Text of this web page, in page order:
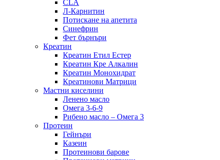
CLA
Л-Карнитин
Потискане на апетита
Синефрин
Фет бърнъри
Креатин
Креатин Етил Естер
Креатин Кре Алкалин
Креатин Монохидрат
Креатинови Матрици
Мастни киселини
Ленено масло
Омега 3-6-9
Рибено масло – Омега 3
Протеин
Гейнъри
Казеин
Протеинови барове